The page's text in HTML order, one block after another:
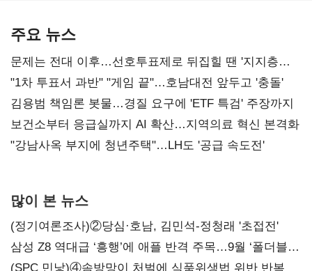
주요 뉴스
문제는 전대 이후…선호투표제로 뒤집힐 땐 '지지층
불복'
"1차 투표서 과반" "게임 끝"…호남대전 앞두고 '충돌'
김용범 책임론 봇물…경질 요구에 'ETF 특검' 주장까지
보건소부터 응급실까지 AI 확산…지역의료 혁신 본격화
"강남사옥 부지에 청년주택"…LH도 '공급 속도전'
많이 본 뉴스
(정기여론조사)②당심·호남, 김민석-정청래 '초접전'
삼성 Z8 역대급 ‘흥행’에 애플 반격 주목…9월 ‘폴더블
대전’
(SPC 민낯)④솜방망이 처벌에 식품위생법 위반 반복